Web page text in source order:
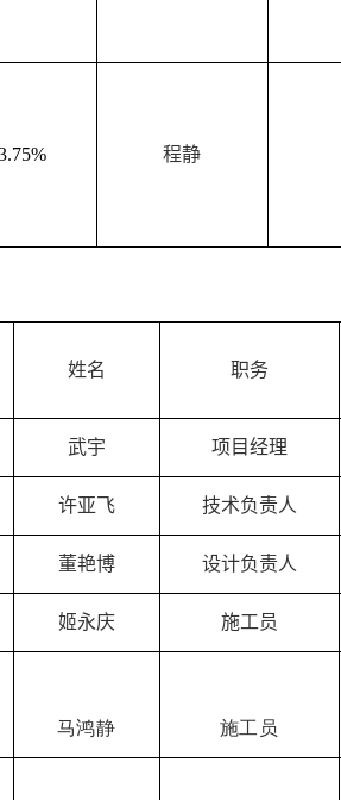
程静
姓名 职务
武宇 项目经理
许亚飞 技术负责人
董艳博 设计负责人
姬永庆 施工员
马鸿静 施工员